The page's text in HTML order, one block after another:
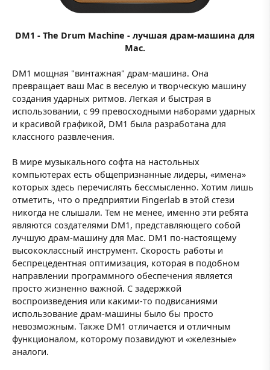
DM1 - The Drum Machine - лучшая драм-машина для
Mac.
DM1 мощная "винтажная" драм-машина. Она
превращает ваш Mac в веселую и творческую машину
создания ударных ритмов. Легкая и быстрая в
использовании, с 99 превосходными наборами ударных
и красивой графикой, DM1 была разработана для
классного развлечения.
В мире музыкального софта на настольных
компьютерах есть общепризнанные лидеры, «имена»
которых здесь перечислять бессмысленно. Хотим лишь
отметить, что о предприятии Fingerlab в этой стези
никогда не слышали. Тем не менее, именно эти ребята
являются создателями DM1, представляющего собой
лучшую драм-машину для Mac. DM1 по-настоящему
высококлассный инструмент. Cкорость работы и
беспрецедентная оптимизация, которая в подобном
направлении программного обеспечения является
просто жизненно важной. С задержкой
воспроизведения или какими-то подвисаниями
использование драм-машины было бы просто
невозможным. Также DM1 отличается и отличным
функционалом, которому позавидуют и «железные»
аналоги.